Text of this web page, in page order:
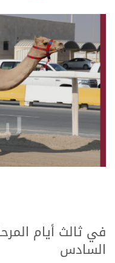
في ثالث أيام
السادس